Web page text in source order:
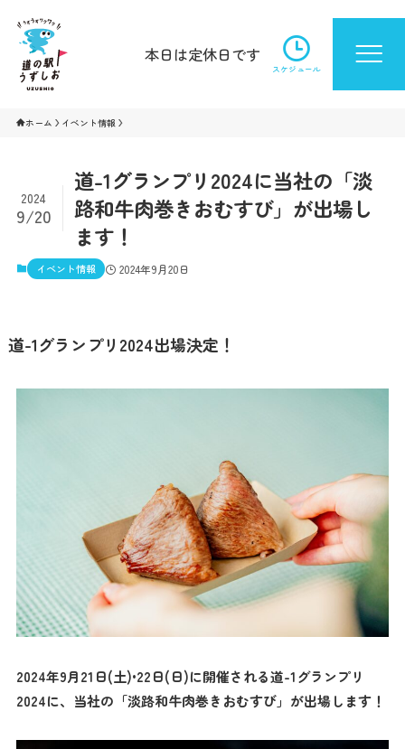
本日は定休日です
スケジュール
ホーム イベント情報
道-1グランプリ2024に当社の「淡
路和牛肉巻きおむすび」が出場し
ます！
2024
9/20
イベント情報 2024年9月20日
道-1グランプリ2024出場決定！
2024年9月21日(土)•22日(日)に開催される道-1グランプリ
2024に、当社の「淡路和牛肉巻きおむすび」が出場します！